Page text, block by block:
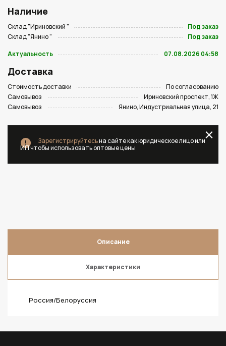
Наличие
Склад "Ириновский "
Под заказ
Склад "Янино "
Под заказ
Актуальность
07.08.2026 04:58
Доставка
Стоимость доставки
По согласованию
Самовывоз
Ириновский проспект, 1Ж
Самовывоз
Янино, Индустриальная улица, 21
Зарегистрируйтесьна сайте как юридическое лицо или
ИП чтобы использовать оптовые цены
Описание
Характеристики
Россия/Белоруссия